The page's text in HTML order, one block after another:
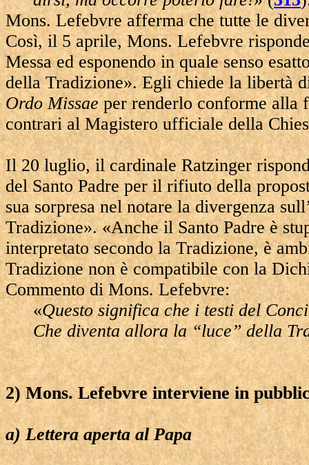
Mons. Lefebvre afferma che tutte le
Così, il 5 aprile, Mons. Lefebvre
Messa ed esponendo in quale senso
della Tradizione». Egli chiede la libertà
Ordo Missaeper renderlo conforme alla
contrari al Magistero ufficiale della
Il 20 luglio, il cardinale Ratzinger
del Santo Padre per il rifiuto della
sua sorpresa nel notare la divergenza
Tradizione». «Anche il Santo Padre è
interpretato secondo la Tradizione, è
Tradizione non è compatibile con la
Commento di Mons. Lefebvre:
«Questo significa che i testi del
Che diventa allora la “luce” della
2) Mons. Lefebvre interviene in
a) Lettera aperta al Papa